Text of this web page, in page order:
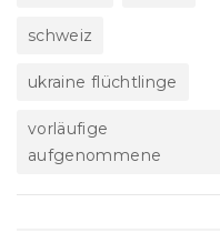
schweiz
ukraine flüchtlinge
vorläufige
aufgenommene